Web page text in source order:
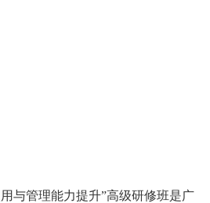
与管理能力提升”高级研修班是广